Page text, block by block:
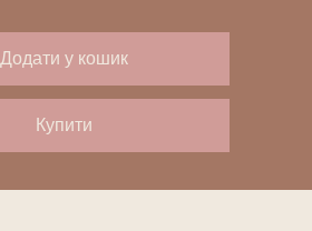
Додати у кошик
Купити